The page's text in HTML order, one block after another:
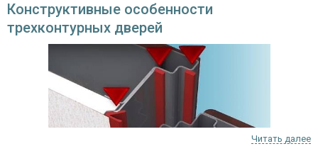
Конструктивные особенности
трехконтурных дверей
Читать далее